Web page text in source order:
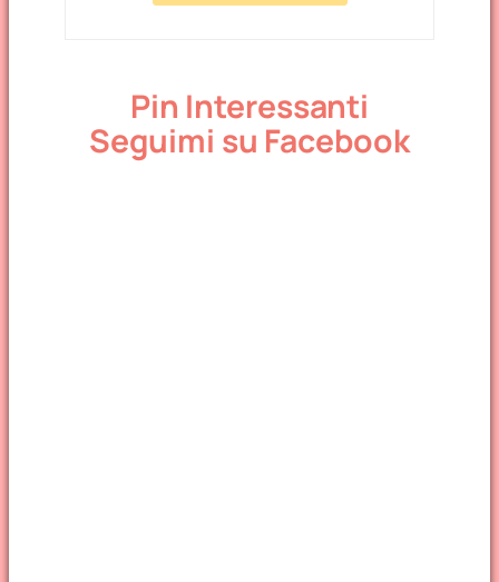
Pin Interessanti
Seguimi su Facebook